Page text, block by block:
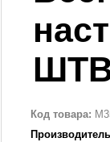
Код товара: